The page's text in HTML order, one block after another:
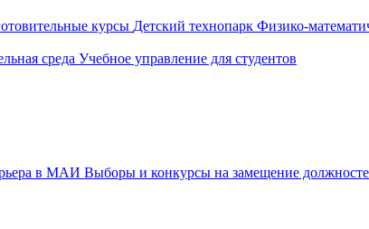
курсы Детский технопарк Физико-
среда Учебное управление для студентов
в МАИ Выборы и конкурсы на замещение